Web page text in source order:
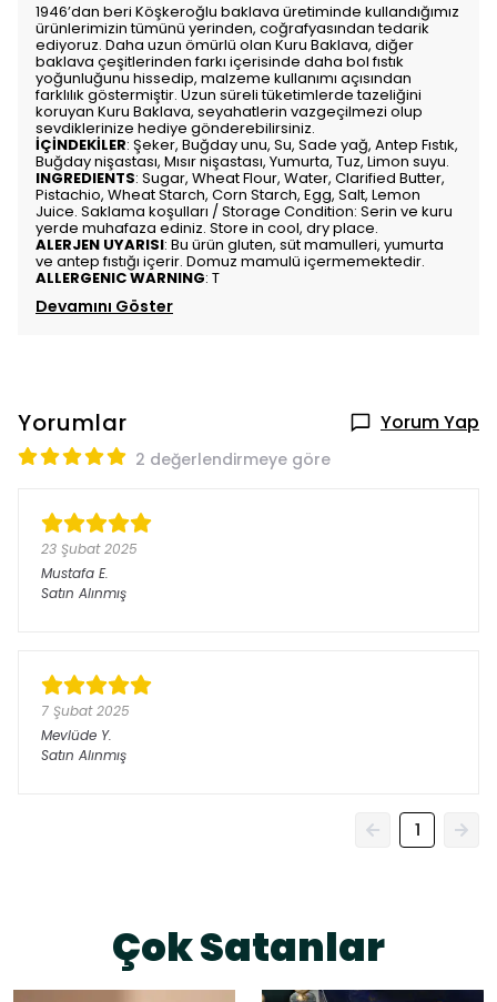
1946’dan beri Köşkeroğlu baklava üretiminde kullandığımız
ürünlerimizin tümünü yerinden, coğrafyasından tedarik
ediyoruz. Daha uzun ömürlü olan Kuru Baklava, diğer
baklava çeşitlerinden farkı içerisinde daha bol fıstık
yoğunluğunu hissedip, malzeme kullanımı açısından
farklılık göstermiştir. Uzun süreli tüketimlerde tazeliğini
koruyan Kuru Baklava, seyahatlerin vazgeçilmezi olup
sevdiklerinize hediye gönderebilirsiniz.
İÇİNDEKİLER: Şeker, Buğday unu, Su, Sade yağ, Antep Fıstık,
Buğday nişastası, Mısır nişastası, Yumurta, Tuz, Limon suyu.
INGREDIENTS: Sugar, Wheat Flour, Water, Clarified Butter,
Pistachio, Wheat Starch, Corn Starch, Egg, Salt, Lemon
Juice. Saklama koşulları / Storage Condition: Serin ve kuru
yerde muhafaza ediniz. Store in cool, dry place.
ALERJEN UYARISI: Bu ürün gluten, süt mamulleri, yumurta
ve antep fıstığı içerir. Domuz mamulü içermemektedir.
ALLERGENIC WARNING: T
Devamını Göster
Yorumlar Yorum Yap
2 değerlendirmeye göre
23 Şubat 2025
Mustafa E.
Satın Alınmış
7 Şubat 2025
Mevlüde Y.
Satın Alınmış
1
Çok Satanlar